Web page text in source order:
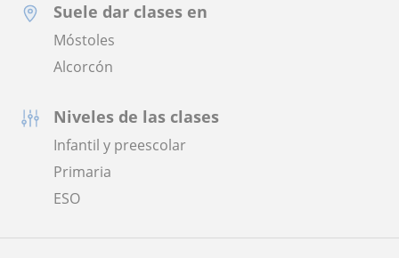
Suele dar clases en
Móstoles
Alcorcón
Niveles de las clases
Infantil y preescolar
Primaria
ESO